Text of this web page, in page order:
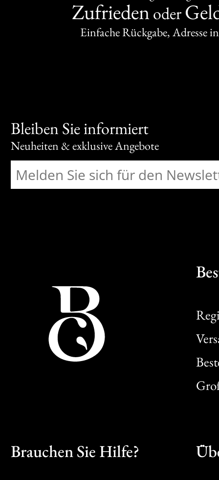
Zufrieden oder
Einfache Rückgabe, Adresse
Bleiben Sie informiert
Neuheiten & exklusive Angebote
Brauchen Sie Hilfe?